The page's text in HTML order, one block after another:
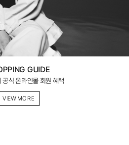
GUIDE
공식 온라인몰 회원 혜택
VIEW MORE